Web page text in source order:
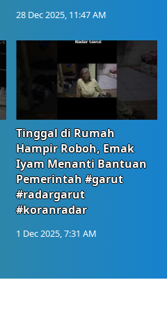
28 Dec 2025, 11:47 AM
Tinggal di Rumah
Hampir Roboh, Emak
Iyam Menanti Bantuan
Pemerintah #garut
#radargarut
#koranradar
1 Dec 2025, 7:31 AM